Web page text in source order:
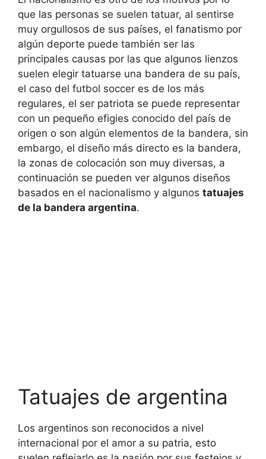
que las personas se suelen tatuar, al sentirse
muy orgullosos de sus países, el fanatismo por
algún deporte puede también ser las
principales causas por las que algunos lienzos
suelen elegir tatuarse una bandera de su país,
el caso del futbol soccer es de los más
regulares, el ser patriota se puede representar
con un pequeño efigies conocido del país de
origen o son algún elementos de la bandera, sin
embargo, el diseño más directo es la bandera,
la zonas de colocación son muy diversas, a
continuación se pueden ver algunos diseños
basados en el nacionalismo y algunos tatuajes
de la bandera argentina.
Tatuajes de argentina
Los argentinos son reconocidos a nivel
internacional por el amor a su patria, esto